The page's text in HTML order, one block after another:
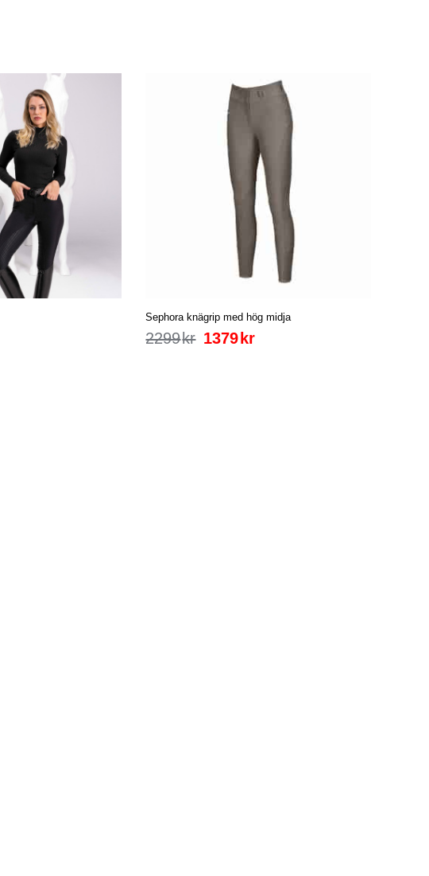
Sephora knägrip med hög midja
2299kr 1379 kr